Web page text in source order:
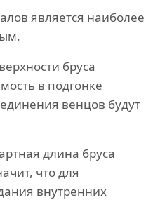
является наиболее
бруса
в подгонке
венцов будут
длина бруса
что для
внутренних